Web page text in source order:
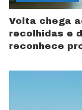
Volta chega
recolhidas e
reconhece